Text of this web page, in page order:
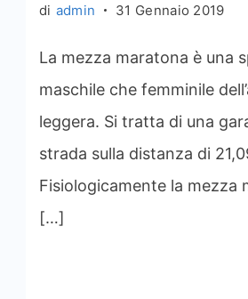
di admin 31 Gennaio 2019
La mezza maratona è una
maschile che femminile
leggera. Si tratta di una
strada sulla distanza di
Fisiologicamente la mezza
[…]